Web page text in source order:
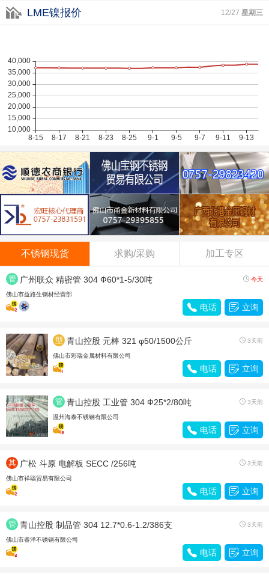
酒钢304/2B 14500 0.00
LME镍报价 12/27 星期三
不锈钢现货 求购/采购 加工专区
管
材
广州联众 精密管 304 Ф60*1-5/30吨  今天
佛山市益路生钢材经营部
 电话  立询
型
材
青山控股 元棒 321 φ50/1500公斤  3天前
佛山市彩瑞金属材料有限公司
 电话  立询
管
材
青山控股 工业管 304 Ф25*2/80吨  3天前
温州海泰不锈钢有限公司
 电话  立询
其
他
广松 斗原 电解板 SECC /256吨  3天前
佛山市祥聪贸易有限公司
 电话  立询
管
材
青山控股 制品管 304 12.7*0.6-1.2/386支  3天前
佛山市睿洋不锈钢有限公司
 电话  立询